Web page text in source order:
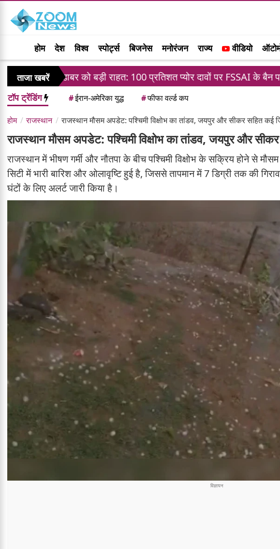
होम देश विश्व स्पोर्ट्स बिजनेस मनोरंजन राज्य वीडियो
ताजा खबरें
डाबर को बड़ी राहत: 100 प्रतिशत प्योर दावों पर FSSAI के बैन पर दिल्ली हाई
टॉप ट्रेंडिंग #ईरान-अमेरिका युद्ध #फीफा वर्ल्ड कप
होम राजस्थान राजस्थान मौसम अपडेट: पश्चिमी विक्षोभ का तांडव, जयपुर और सीकर सहित कई
राजस्थान मौसम अपडेट: पश्चिमी विक्षोभ का तांडव, जयपुर और
राजस्थान में भीषण गर्मी और नौतपा के बीच पश्चिमी विक्षोभ के सक्रिय होने से
सिटी में भारी बारिश और ओलावृष्टि हुई है, जिससे तापमान में 7 डिग्री तक की
घंटों के लिए अलर्ट जारी किया है।